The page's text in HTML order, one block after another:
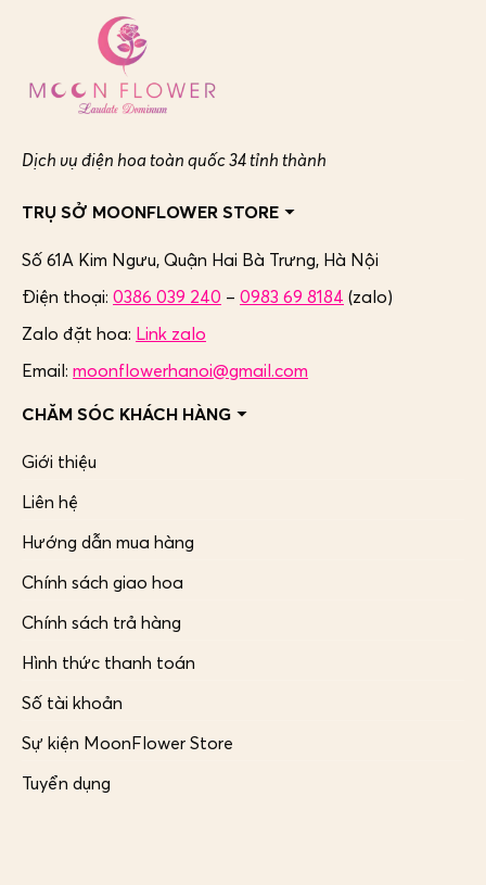
Dịch vụ điện hoa toàn quốc 34 tỉnh thành
TRỤ SỞ MOONFLOWER STORE
Số 61A Kim Ngưu, Quận Hai Bà Trưng, Hà Nội
Điện thoại: 0386 039 240 – 0983 69 8184 (zalo)
Zalo đặt hoa: Link zalo
Email: moonflowerhanoi@gmail.com
CHĂM SÓC KHÁCH HÀNG
Giới thiệu
Liên hệ
Hướng dẫn mua hàng
Chính sách giao hoa
Chính sách trả hàng
Hình thức thanh toán
Số tài khoản
Sự kiện MoonFlower Store
Tuyển dụng